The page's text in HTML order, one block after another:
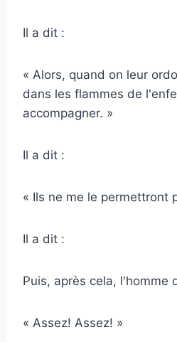
Il a dit :
« Alors, quand on leur
dans les flammes de
accompagner. »
Il a dit :
« Ils ne me le permettront
Il a dit :
Puis, après cela, l'homme
« Assez! Assez! »